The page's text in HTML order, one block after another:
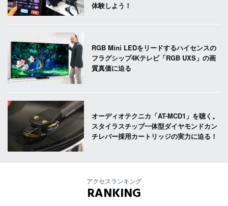
体験しよう！
RGB Mini LEDをリードするハイセンスの
フラグシップ4Kテレビ「RGB UXS」の画
質真価に迫る
オーディオテクニカ「AT-MCD1」を聴く。
スタイラスチップ一体型ダイヤモンドカン
チレバー採用カートリッジの実力に迫る！
アクセスランキング
RANKING